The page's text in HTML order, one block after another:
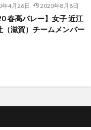
年4月26日 2020年8月8日
春高バレー】女子 近江
（滋賀）チームメンバー